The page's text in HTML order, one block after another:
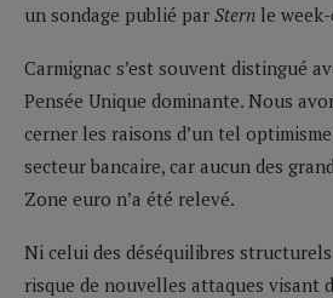
un sondage publié par Stern le
Carmignac s’est souvent distingué
Pensée Unique dominante. Nous
cerner les raisons d’un tel
secteur bancaire, car aucun des
Zone euro n’a été relevé.
Ni celui des déséquilibres
risque de nouvelles attaques visant